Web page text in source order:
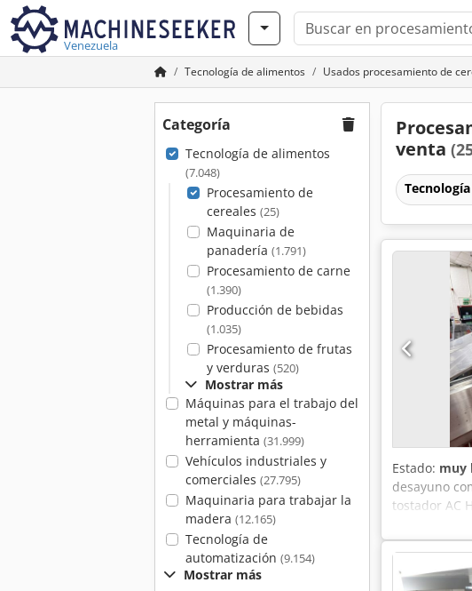
Venezuela
Tecnología de alimentos Usados procesamiento de
Categoría
Tecnología de alimentos
(7.048)
Procesamiento de
cereales (25)
Maquinaria de
panadería (1.791)
Procesamiento de carne
(1.390)
Producción de bebidas
(1.035)
Procesamiento de frutas
y verduras (520)
Mostrar más
Máquinas para el trabajo del
metal y máquinas-
herramienta (31.999)
Vehículos industriales y
comerciales (27.795)
Maquinaria para trabajar la
madera (12.165)
Tecnología de
automatización (9.154)
Mostrar más
venta
Estado: muy
desayuno
tostador AC
Aicerf